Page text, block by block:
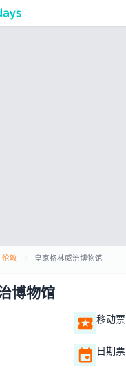
伦敦 皇家格林威治博物馆
博物馆
移动票
日期票